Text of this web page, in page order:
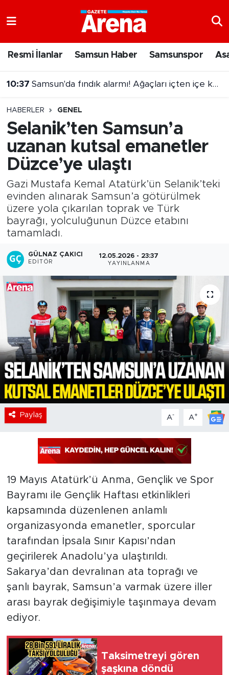
Resmi İlanlar Samsun Haber Samsunspor
10:37 Samsun'da fındık alarmı! Ağaçları içten içe kurutuyor
10:05 Samsun'da pickleball sahasında bağımlılıkla mücadele mesajı
HABERLER GENEL
Selanik’ten Samsun’a
uzanan kutsal emanetler
Düzce’ye ulaştı
Gazi Mustafa Kemal Atatürk’ün Selanik’teki
evinden alınarak Samsun’a götürülmek
üzere yola çıkarılan toprak ve Türk
bayrağı, yolculuğunun Düzce etabını
tamamladı.
GÜLNAZ ÇAKICI
EDITÖR
12.05.2026 - 23:37
YAYINLANMA
Paylaş A- A+
19 Mayıs Atatürk’ü Anma, Gençlik ve Spor
Bayramı ile Gençlik Haftası etkinlikleri
kapsamında düzenlenen anlamlı
organizasyonda emanetler, sporcular
tarafından İpsala Sınır Kapısı’ndan
geçirilerek Anadolu’ya ulaştırıldı.
Sakarya’dan devralınan ata toprağı ve
şanlı bayrak, Samsun’a varmak üzere iller
arası bayrak değişimiyle taşınmaya devam
ediyor.
Taksimetreyi gören
şaşkına döndü
Süper Lig Puan Durumu ve Fikstür
Tüm Manşetler
Son Dakika Haberleri
Haber Arşivi